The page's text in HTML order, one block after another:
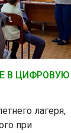
В ЦИФРОВУЮ
лагеря,
при